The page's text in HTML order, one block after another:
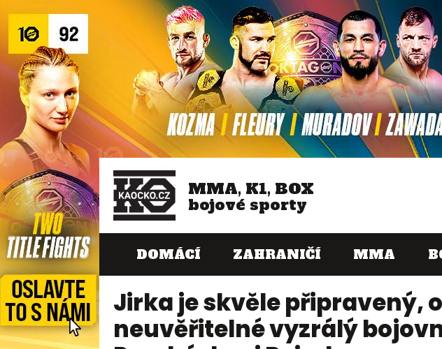
MMA, K1, BOX
bojové sporty
DOMÁCÍ ZAHRANIČÍ MMA
Jirka je skvěle připravený,
neuvěřitelné vyzrálý